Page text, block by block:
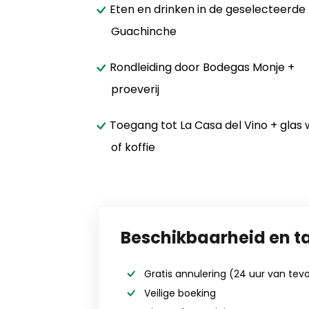
Eten en drinken in de geselecteerde
Guachinche
Rondleiding door Bodegas Monje +
proeverij
Toegang tot La Casa del Vino + glas
of koffie
Beschikbaarheid en
Gratis annulering (24 uur van
Veilige boeking